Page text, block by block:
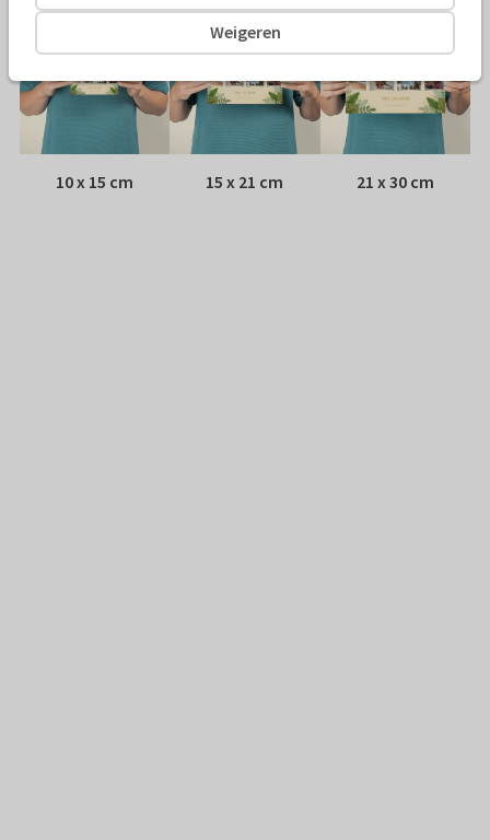
10 x 15 cm 15 x 21 cm 21 x 30 cm
Weigeren